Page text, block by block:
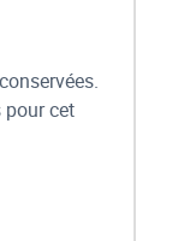
pour cet